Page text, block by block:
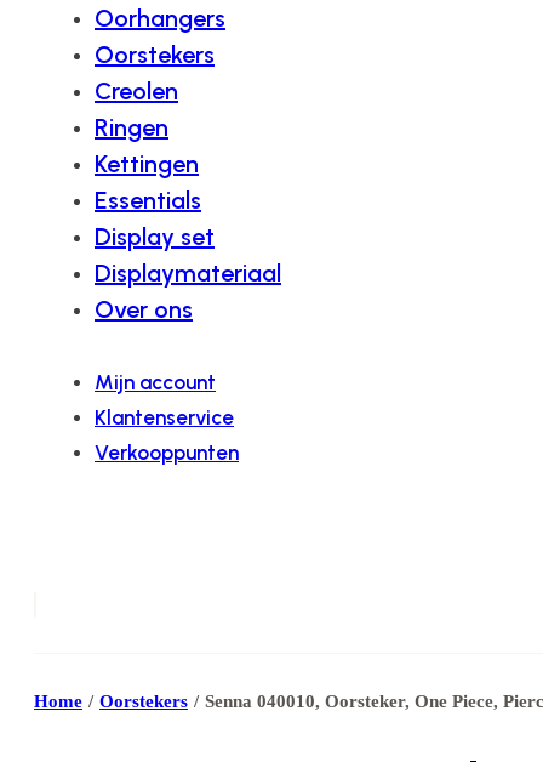
Oorhangers
Oorstekers
Creolen
Ringen
Kettingen
Essentials
Display set
Displaymateriaal
Over ons
Mijn account
Klantenservice
Verkooppunten
Home / Oorstekers / Senna 040010, Oorsteker, One Piece,